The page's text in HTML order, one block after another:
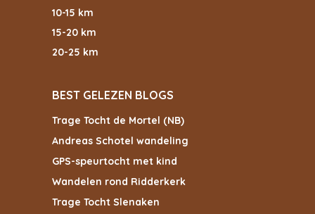
10-15 km
15-20 km
20-25 km
BEST GELEZEN BLOGS
Trage Tocht de Mortel (NB)
Andreas Schotel wandeling
GPS-speurtocht met kind
Wandelen rond Ridderkerk
Trage Tocht Slenaken